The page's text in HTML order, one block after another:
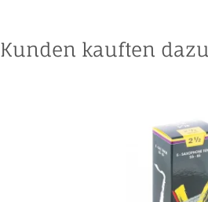
Kunden kauften